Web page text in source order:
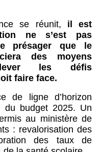
se réunit, il est
ne s’est pas
présager que le
des moyens
les défis
faire face.
de ligne d’horizon
du budget 2025. Un
au ministère de
: revalorisation des
des taux de